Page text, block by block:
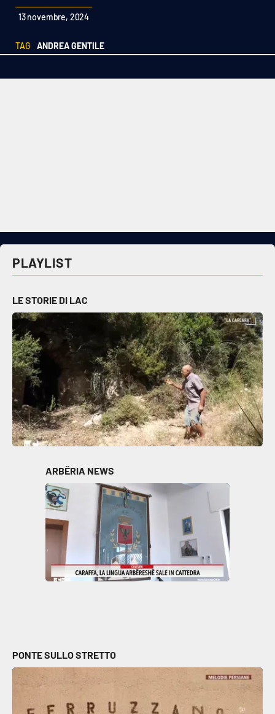
Meteo
Editoriali
Società
Sport
RUBRICHE
Good Morning Vietnam
Leggendo Alvaro insieme
Imprese Di Calabria
Le perfidie di Antonella Grippo
Venti di comunicazione
LaC TV
LaC Network
13 novembre, 2024
TAG ANDREA GENTILE
PLAYLIST
LE STORIE DI LAC
ARBËRIA NEWS
PONTE SULLO STRETTO